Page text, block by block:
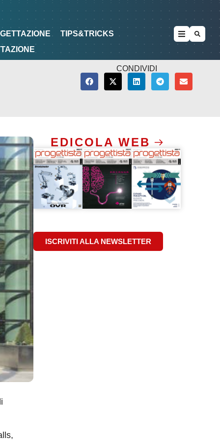
DI PROGETTAZIONE
TIPS&TRICKS
CONDIVIDI
EDICOLA WEB
ISCRIVITI ALLA NEWSLETTER